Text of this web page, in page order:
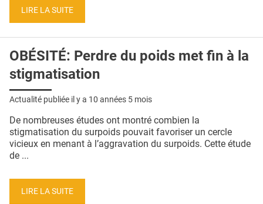
CONDITIONS GÉNÉRALES
CRÉDITS
LIRE LA SUITE
OBÉSITÉ: Perdre du poids met fin à la
stigmatisation
Actualité publiée il y a 10 années 5 mois
De nombreuses études ont montré combien la
stigmatisation du surpoids pouvait favoriser un cercle
vicieux en menant à l’aggravation du surpoids. Cette étude
de ...
LIRE LA SUITE